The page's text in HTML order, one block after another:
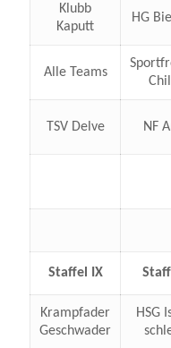
Klubb
Kaputt
HG
Alle Teams
TSV Delve NF
Staffel IX
Krampfader
Geschwader
HSG